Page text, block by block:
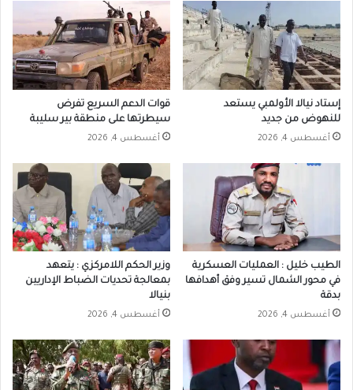
إستاد نيالا الأولمبي يستعد
للنهوض من جديد
أغسطس 4, 2026
قوات الدعم السريع تفرض
سيطرتها على منطقة بير سليبة
أغسطس 4, 2026
الطيب خليل : العمليات العسكرية
في محور الشمال تسير وفق أهدافها
بدقة
أغسطس 4, 2026
وزير الحكم اللامركزي : يتعهد
بمعالجة تحديات الضباط الإداريين
بنيالا
أغسطس 4, 2026